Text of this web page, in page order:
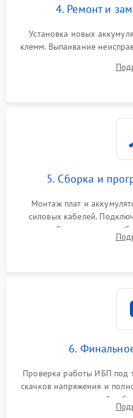
4. Ремонт и
Установка новых
клемм. Выпаивание
цепи зарядки и
Восстановление
5. Сборка и
Монтаж плат и
силовых кабелей.
калибровки констант
срабатывания AVR и
6.
Проверка работы ИБП под
скачков напряжения и
времени автономной
корректности